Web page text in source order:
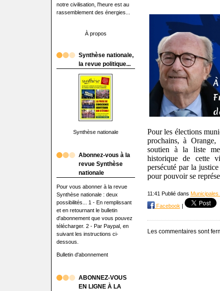
notre civilisation, l'heure est au
rassemblement des énergies...
À propos
Synthèse nationale,
la revue politique...
Synthèse nationale
Abonnez-vous à la
revue Synthèse
nationale
Pour vous abonner à la revue
Synthèse nationale : deux
possibilités... 1 - En remplissant
et en retournant le bulletin
d'abonnement que vous pouvez
télécharger. 2 - Par Paypal, en
suivant les instructions ci-
dessous.
Bulletin d'abonnement
ABONNEZ-VOUS
EN LIGNE À LA
Pour les élections
prochains, à
soutien à la liste
historique de cette
persécuté par la
pour pouvoir se
11:41 Publié dans Municipales
Facebook|
Les commentaires sont